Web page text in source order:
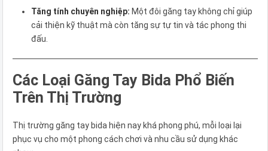
Tăng tính chuyên nghiệp: Một đôi găng tay không chỉ giúp
cải thiện kỹ thuật mà còn tăng sự tự tin và tác phong thi
đấu.
Các Loại Găng Tay Bida Phổ Biến
Trên Thị Trường
Thị trường găng tay bida hiện nay khá phong phú, mỗi loại lại
phục vụ cho một phong cách chơi và nhu cầu sử dụng khác